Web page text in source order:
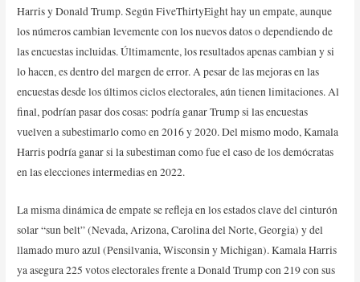
Harris y Donald Trump. Según FiveThirtyEight hay un empate, aunque
los números cambian levemente con los nuevos datos o dependiendo de
las encuestas incluidas. Últimamente, los resultados apenas cambian y si
lo hacen, es dentro del margen de error. A pesar de las mejoras en las
encuestas desde los últimos ciclos electorales, aún tienen limitaciones. Al
final, podrían pasar dos cosas: podría ganar Trump si las encuestas
vuelven a subestimarlo como en 2016 y 2020. Del mismo modo, Kamala
Harris podría ganar si la subestiman como fue el caso de los demócratas
en las elecciones intermedias en 2022.
La misma dinámica de empate se refleja en los estados clave del cinturón
solar “sun belt” (Nevada, Arizona, Carolina del Norte, Georgia) y del
llamado muro azul (Pensilvania, Wisconsin y Michigan). Kamala Harris
ya asegura 225 votos electorales frente a Donald Trump con 219 con sus